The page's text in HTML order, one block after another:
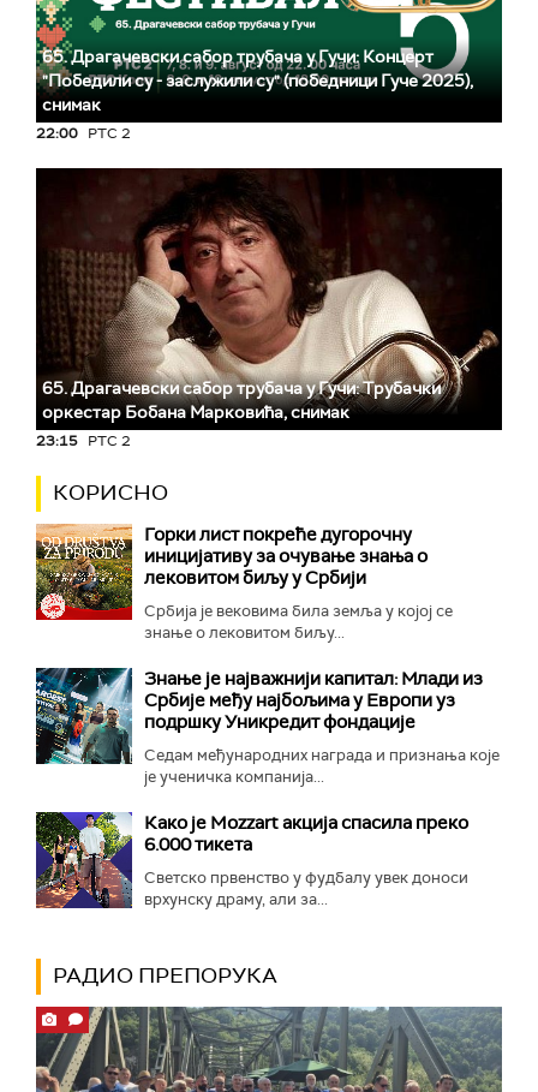
65. Драгачевски сабор трубача у Гучи: Концерт
"Победили су - заслужили су" (победници Гуче 2025),
снимак
22:00 РТС 2
65. Драгачевски сабор трубача у Гучи: Трубачки
оркестар Бобана Марковића, снимак
23:15 РТС 2
КОРИСНО
Горки лист покреће дугорочну
иницијативу за очување знања о
лековитом биљу у Србији
Србија је вековима била земља у којој се
знање о лековитом биљу...
Знање је најважнији капитал: Млади из
Србије међу најбољима у Европи уз
подршку Уникредит фондације
Седам међународних награда и признања које
је ученичка компанија...
Како је Mozzart акција спасила преко
6.000 тикета
Светско првенство у фудбалу увек доноси
врхунску драму, али за...
РАДИО ПРЕПОРУКА